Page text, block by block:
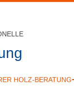
HOLZ-BERATUNG